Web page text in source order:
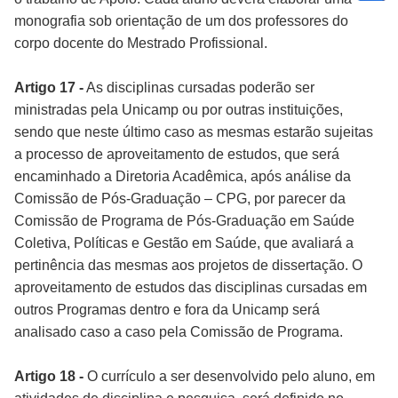
monografia sob orientação de um dos professores do
corpo docente do Mestrado Profissional.
Artigo 17 -As disciplinas cursadas poderão ser
ministradas pela Unicamp ou por outras instituições,
sendo que neste último caso as mesmas estarão sujeitas
a processo de aproveitamento de estudos, que será
encaminhado a Diretoria Acadêmica, após análise da
Comissão de Pós-Graduação – CPG, por parecer da
Comissão de Programa de Pós-Graduação em Saúde
Coletiva, Políticas e Gestão em Saúde, que avaliará a
pertinência das mesmas aos projetos de dissertação. O
aproveitamento de estudos das disciplinas cursadas em
outros Programas dentro e fora da Unicamp será
analisado caso a caso pela Comissão de Programa.
Artigo 18 - O currículo a ser desenvolvido pelo aluno, em